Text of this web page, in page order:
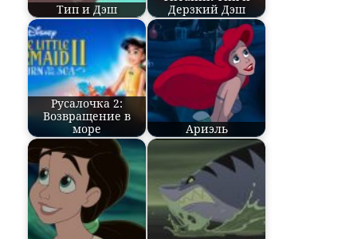
Тип и Дэш
Дерзкий Дэш
Русалочка 2:
Возвращение в
море
Ариэль